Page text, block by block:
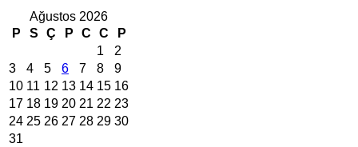
Ağustos 2026
P
S Ç P C C
P
1
2
3
4 5 6 7 8
9
10 11 12 13 14 15 16
17 18 19 20 21 22 23
24 25 26 27 28 29 30
31